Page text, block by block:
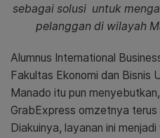
sebagai solusi untuk
pelanggan di wilayah
Alumnus International
Fakultas Ekonomi dan Bisnis
Manado itu pun
GrabExpress omzetnya
Diakuinya, layanan ini